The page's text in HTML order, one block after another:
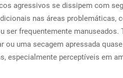
agressivos se dissipem com
nas áreas problemáticas,
ser frequentemente manuseados.
ou uma secagem apressada
especialmente perceptíveis em